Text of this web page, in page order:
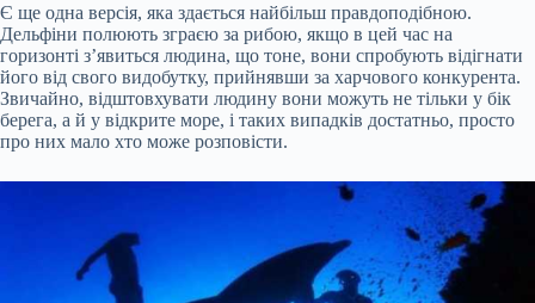
Є ще одна версія, яка здається найбільш правдоподібною.
Дельфіни полюють зграєю за рибою, якщо в цей час на
горизонті з’явиться людина, що тоне, вони спробують відігнати
його від свого видобутку, прийнявши за харчового конкурента.
Звичайно, відштовхувати людину вони можуть не тільки у бік
берега, а й у відкрите море, і таких випадків достатньо, просто
про них мало хто може розповісти.